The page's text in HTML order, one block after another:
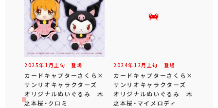
2025年 1 月 上旬 登場
カードキャプターさくら×
サンリオキャラクターズ
オリジナルぬいぐるみ 木
之本桜・クロミ
2024年 12 月 上旬 登場
カードキャプターさくら×
サンリオキャラクターズ
オリジナルぬいぐるみ 木
之本桜・マイメロディ